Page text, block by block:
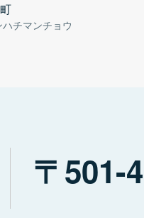
チマンチョウ
501-